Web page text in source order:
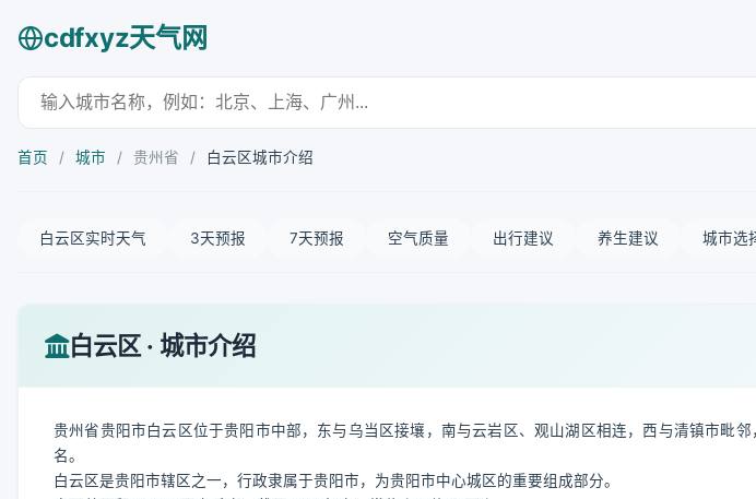
cdfxyz天气网
首页 / 城市 / 贵州省 / 白云区城市介绍
白云区实时天气 3天预报 7天预报 空气质量 出行建议 养生建议 城市选
白云区 · 城市介绍
贵州省贵阳市白云区位于贵阳市中部，东与乌当区接壤，南与云岩区、观山湖区相连，西与清镇市毗
名。
白云区是贵阳市辖区之一，行政隶属于贵阳市，为贵阳市中心城区的重要组成部分。